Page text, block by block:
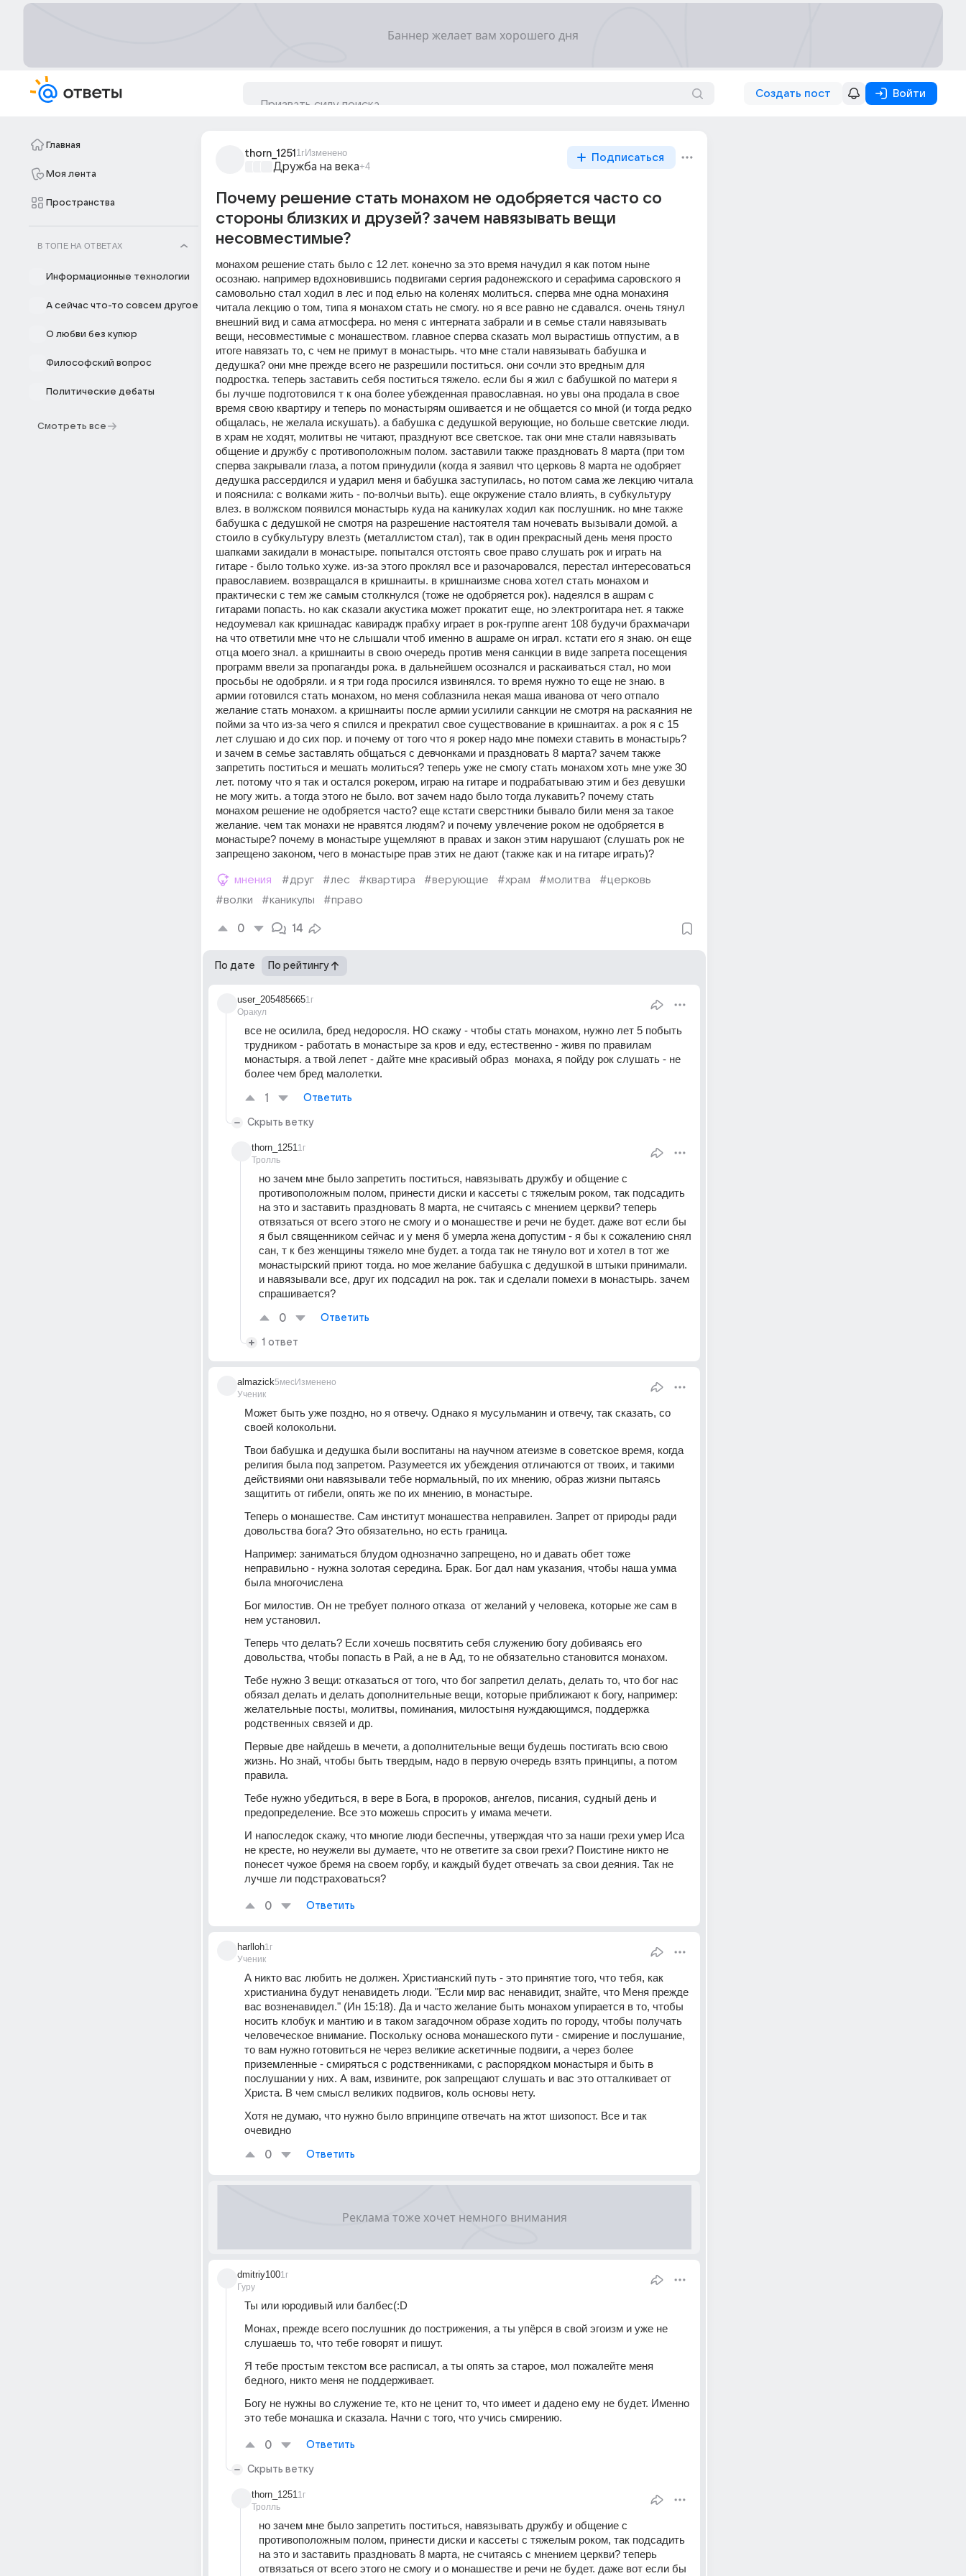
Создать пост Войти
Главная
Моя лента
Пространства
В ТОПЕ НА ОТВЕТАХ
Информационные технологии
А сейчас что-то совсем другое
О любви без купюр
Философский вопрос
Политические дебаты
Смотреть все
thorn_1251 1гИзменено
Дружба на века+4
Подписаться
Почему решение стать монахом не одобряется часто со
стороны близких и друзей? зачем навязывать вещи
несовместимые?
монахом решение стать было с 12 лет. конечно за это время начудил я как потом ныне
осознаю. например вдохновившись подвигами сергия радонежского и серафима саровского я
самовольно стал ходил в лес и под елью на коленях молиться. сперва мне одна монахиня
читала лекцию о том, типа я монахом стать не смогу. но я все равно не сдавался. очень тянул
внешний вид и сама атмосфера. но меня с интерната забрали и в семье стали навязывать
вещи, несовместимые с монашеством. главное сперва сказать мол вырастишь отпустим, а в
итоге навязать то, с чем не примут в монастырь. что мне стали навязывать бабушка и
дедушка? они мне прежде всего не разрешили поститься. они сочли это вредным для
подростка. теперь заставить себя поститься тяжело. если бы я жил с бабушкой по матери я
бы лучше подготовился т к она более убежденная православная. но увы она продала в свое
время свою квартиру и теперь по монастырям ошивается и не общается со мной (и тогда редко
общалась, не желала искушать). а бабушка с дедушкой верующие, но больше светские люди.
в храм не ходят, молитвы не читают, празднуют все светское. так они мне стали навязывать
общение и дружбу с противоположным полом. заставили также праздновать 8 марта (при том
сперва закрывали глаза, а потом принудили (когда я заявил что церковь 8 марта не одобряет
дедушка рассердился и ударил меня и бабушка заступилась, но потом сама же лекцию читала
и пояснила: с волками жить - по-волчьи выть). еще окружение стало влиять, в субкультуру
влез. в волжском появился монастырь куда на каникулах ходил как послушник. но мне также
бабушка с дедушкой не смотря на разрешение настоятеля там ночевать вызывали домой. а
стоило в субкультуру влезть (металлистом стал), так в один прекрасный день меня просто
шапками закидали в монастыре. попытался отстоять свое право слушать рок и играть на
гитаре - было только хуже. из-за этого проклял все и разочаровался, перестал интересоваться
православием. возвращался в кришнаиты. в кришнаизме снова хотел стать монахом и
практически с тем же самым столкнулся (тоже не одобряется рок). надеялся в ашрам с
гитарами попасть. но как сказали акустика может прокатит еще, но электрогитара нет. я также
недоумевал как кришнадас кавирадж прабху играет в рок-группе агент 108 будучи брахмачари
на что ответили мне что не слышали чтоб именно в ашраме он играл. кстати его я знаю. он еще
отца моего знал. а кришнаиты в свою очередь против меня санкции в виде запрета посещения
программ ввели за пропаганды рока. в дальнейшем осознался и раскаиваться стал, но мои
просьбы не одобряли. и я три года просился извинялся. то время нужно то еще не знаю. в
армии готовился стать монахом, но меня соблазнила некая маша иванова от чего отпало
желание стать монахом. а кришнаиты после армии усилили санкции не смотря на раскаяния не
пойми за что из-за чего я спился и прекратил свое существование в кришнаитах. а рок я с 15
лет слушаю и до сих пор. и почему от того что я рокер надо мне помехи ставить в монастырь?
и зачем в семье заставлять общаться с девчонками и праздновать 8 марта? зачем также
запретить поститься и мешать молиться? теперь уже не смогу стать монахом хоть мне уже 30
лет. потому что я так и остался рокером, играю на гитаре и подрабатываю этим и без девушки
не могу жить. а тогда этого не было. вот зачем надо было тогда лукавить? почему стать
монахом решение не одобряется часто? еще кстати сверстники бывало били меня за такое
желание. чем так монахи не нравятся людям? и почему увлечение роком не одобряется в
монастыре? почему в монастыре ущемляют в правах и закон этим нарушают (слушать рок не
запрещено законом, чего в монастыре прав этих не дают (также как и на гитаре играть)?
мнения #друг #лес #квартира #верующие #храм #молитва
#церковь
#волки
#каникулы #право
0 14
По дате По рейтингу
user_205485665
Оракул
1г
все не осилила, бред недоросля. НО скажу - чтобы стать монахом, нужно лет 5 побыть
трудником - работать в монастыре за кров и еду, естественно - живя по правилам
монастыря. а твой лепет - дайте мне красивый образ  монаха, я пойду рок слушать - не
более чем бред малолетки.
1 Ответить
Скрыть ветку
thorn_1251
Тролль
1г
но зачем мне было запретить поститься, навязывать дружбу и общение с
противоположным полом, принести диски и кассеты с тяжелым роком, так подсадить
на это и заставить праздновать 8 марта, не считаясь с мнением церкви? теперь
отвязаться от всего этого не смогу и о монашестве и речи не будет. даже вот если бы
я был священником сейчас и у меня б умерла жена допустим - я бы к сожалению снял
сан, т к без женщины тяжело мне будет. а тогда так не тянуло вот и хотел в тот же
монастырский приют тогда. но мое желание бабушка с дедушкой в штыки принимали.
и навязывали все, друг их подсадил на рок. так и сделали помехи в монастырь. зачем
спрашивается?
0 Ответить
1 ответ
almazick
Ученик
5месИзменено
Может быть уже поздно, но я отвечу. Однако я мусульманин и отвечу, так сказать, со
своей колокольни.
Твои бабушка и дедушка были воспитаны на научном атеизме в советское время, когда
религия была под запретом. Разумеется их убеждения отличаются от твоих, и такими
действиями они навязывали тебе нормальный, по их мнению, образ жизни пытаясь
защитить от гибели, опять же по их мнению, в монастыре.
Теперь о монашестве. Сам институт монашества неправилен. Запрет от природы ради
довольства бога? Это обязательно, но есть граница.
Например: заниматься блудом однозначно запрещено, но и давать обет тоже
неправильно - нужна золотая середина. Брак. Бог дал нам указания, чтобы наша умма
была многочислена
Бог милостив. Он не требует полного отказа  от желаний у человека, которые же сам в
нем установил.
Теперь что делать? Если хочешь посвятить себя служению богу добиваясь его
довольства, чтобы попасть в Рай, а не в Ад, то не обязательно становится монахом.
Тебе нужно 3 вещи: отказаться от того, что бог запретил делать, делать то, что бог нас
обязал делать и делать дополнительные вещи, которые приближают к богу, например:
желательные посты, молитвы, поминания, милостыня нуждающимся, поддержка
родственных связей и др.
Первые две найдешь в мечети, а дополнительные вещи будешь постигать всю свою
жизнь. Но знай, чтобы быть твердым, надо в первую очередь взять принципы, а потом
правила.
Тебе нужно убедиться, в вере в Бога, в пророков, ангелов, писания, судный день и
предопределение. Все это можешь спросить у имама мечети.
И напоследок скажу, что многие люди беспечны, утверждая что за наши грехи умер Иса
не кресте, но неужели вы думаете, что не ответите за свои грехи? Поистине никто не
понесет чужое бремя на своем горбу, и каждый будет отвечать за свои деяния. Так не
лучше ли подстраховаться?
0 Ответить
harlloh
Ученик
1г
А никто вас любить не должен. Христианский путь - это принятие того, что тебя, как
христианина будут ненавидеть люди. "Если мир вас ненавидит, знайте, что Меня прежде
вас возненавидел." (Ин 15:18). Да и часто желание быть монахом упирается в то, чтобы
носить клобук и мантию и в таком загадочном образе ходить по городу, чтобы получать
человеческое внимание. Поскольку основа монашеского пути - смирение и послушание,
то вам нужно готовиться не через великие аскетичные подвиги, а через более
приземленные - смиряться с родственниками, с распорядком монастыря и быть в
послушании у них. А вам, извините, рок запрещают слушать и вас это отталкивает от
Христа. В чем смысл великих подвигов, коль основы нету.
Хотя не думаю, что нужно было впринципе отвечать на жтот шизопост. Все и так
очевидно
0 Ответить
dmitriy100
Гуру
1г
Ты или юродивый или балбес(:D
Монах, прежде всего послушник до пострижения, а ты упёрся в свой эгоизм и уже не
слушаешь то, что тебе говорят и пишут.
Я тебе простым текстом все расписал, а ты опять за старое, мол пожалейте меня
бедного, никто меня не поддерживает.
Богу не нужны во служение те, кто не ценит то, что имеет и дадено ему не будет. Именно
это тебе монашка и сказала. Начни с того, что учись смирению.
0 Ответить
Скрыть ветку
thorn_1251
Тролль
1г
но зачем мне было запретить поститься, навязывать дружбу и общение с
противоположным полом, принести диски и кассеты с тяжелым роком, так подсадить
на это и заставить праздновать 8 марта, не считаясь с мнением церкви? теперь
отвязаться от всего этого не смогу и о монашестве и речи не будет. даже вот если бы